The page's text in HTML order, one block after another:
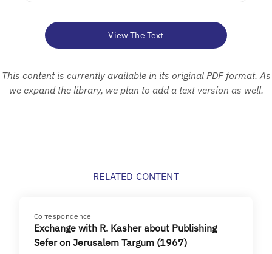
View The Text
This content is currently available in its original PDF format. As
we expand the library, we plan to add a text version as well.
RELATED CONTENT
Correspondence
Exchange with R. Kasher about Publishing
Sefer on Jerusalem Targum (1967)